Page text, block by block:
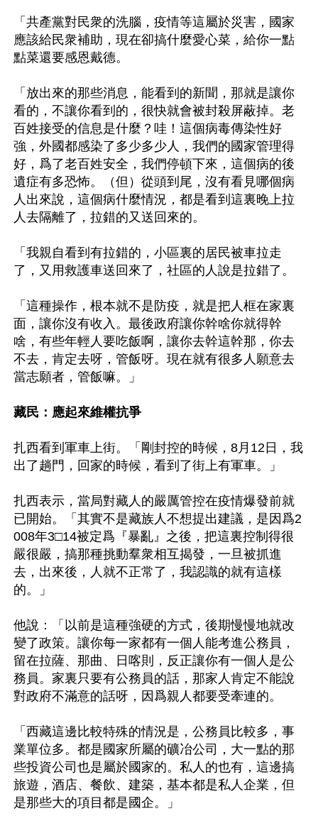
「共產黨對民衆的洗腦，疫情等這屬於災害，國家
應該給民衆補助，現在卻搞什麼愛心菜，給你一點
點菜還要感恩戴德。
「放出來的那些消息，能看到的新聞，那就是讓你
看的，不讓你看到的，很快就會被封殺屏蔽掉。老
百姓接受的信息是什麼？哇！這個病毒傳染性好
強，外國都感染了多少多少人，我們的國家管理得
好，爲了老百姓安全，我們停頓下來，這個病的後
遺症有多恐怖。（但）從頭到尾，沒有看見哪個病
人出來說，這個病什麼情況，都是看到這裏晚上拉
人去隔離了，拉錯的又送回來的。
「我親自看到有拉錯的，小區裏的居民被車拉走
了，又用救護車送回來了，社區的人說是拉錯了。
「這種操作，根本就不是防疫，就是把人框在家裏
面，讓你沒有收入。最後政府讓你幹啥你就得幹
啥，有些年輕人要吃飯啊，讓你去幹這幹那，你去
不去，肯定去呀，管飯呀。現在就有很多人願意去
當志願者，管飯嘛。」
藏民：應起來維權抗爭
扎西看到軍車上街。「剛封控的時候，8月12日，我
出了趟門，回家的時候，看到了街上有軍車。」
扎西表示，當局對藏人的嚴厲管控在疫情爆發前就
已開始。「其實不是藏族人不想提出建議，是因爲2
008年3□14被定爲『暴亂』之後，把這裏控制得很
嚴很嚴，搞那種挑動羣衆相互揭發，一旦被抓進
去，出來後，人就不正常了，我認識的就有這樣
的。」
他說：「以前是這種強硬的方式，後期慢慢地就改
變了政策。讓你每一家都有一個人能考進公務員，
留在拉薩、那曲、日喀則，反正讓你有一個人是公
務員。家裏只要有公務員的話，那家人肯定不能說
對政府不滿意的話呀，因爲親人都要受牽連的。
「西藏這邊比較特殊的情況是，公務員比較多，事
業單位多。都是國家所屬的礦冶公司，大一點的那
些投資公司也是屬於國家的。私人的也有，這邊搞
旅遊，酒店、餐飲、建築，基本都是私人企業，但
是那些大的項目都是國企。」